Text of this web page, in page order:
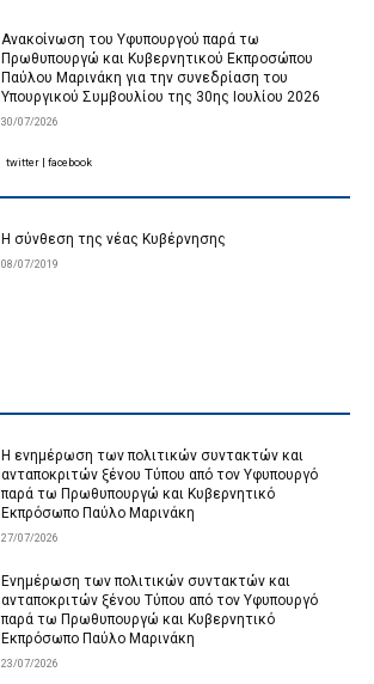
Ανακοίνωση του Υφυπουργού παρά τω
Πρωθυπουργώ και Κυβερνητικού Εκπροσώπου
Παύλου Μαρινάκη για την συνεδρίαση του
Υπουργικού Συμβουλίου της 30ης Ιουλίου 2026
30/07/2026
Η σύνθεση της νέας Κυβέρνησης
08/07/2019
twitter facebook
Η ενημέρωση των πολιτικών συντακτών και
ανταποκριτών ξένου Τύπου από τον Υφυπουργό
παρά τω Πρωθυπουργώ και Κυβερνητικό
Εκπρόσωπο Παύλο Μαρινάκη
27/07/2026
Ενημέρωση των πολιτικών συντακτών και
ανταποκριτών ξένου Τύπου από τον Υφυπουργό
παρά τω Πρωθυπουργώ και Κυβερνητικό
Εκπρόσωπο Παύλο Μαρινάκη
23/07/2026